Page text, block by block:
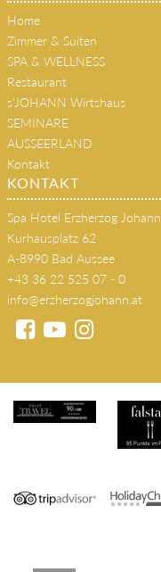
Home
Zimmer & Suiten
SPA & WELLNESS
Restaurant
s'JOHANN Wirtshaus
SEMINARE
AUSSEERLAND
Kontakt
KONTAKT
Spa Hotel Erzherzog Johann
Kurhausplatz 62
A-8990 Bad Aussee
+43 36 22 525 07 - 0
info@erzherzogjohann.at